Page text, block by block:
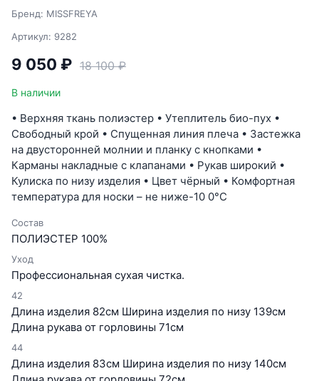
Бренд: MISSFREYA
Артикул: 9282
9 050 ₽ 18 100 ₽
В наличии
• Верхняя ткань полиэстер • Утеплитель био-пух •
Свободный крой • Спущенная линия плеча • Застежка
на двусторонней молнии и планку с кнопками •
Карманы накладные с клапанами • Рукав широкий •
Кулиска по низу изделия • Цвет чёрный • Комфортная
температура для носки – не ниже-10 0°C
Состав
ПОЛИЭСТЕР 100%
Уход
Профессиональная сухая чистка.
42
Длина изделия 82см Ширина изделия по низу 139см
Длина рукава от горловины 71см
44
Длина изделия 83см Ширина изделия по низу 140см